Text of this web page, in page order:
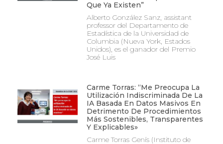
Que Ya Existen”
Alberto González Sanz, assistant
professor del Departamento de
Estadística de la Universidad de
Columbia (Nueva York, Estados
Unidos), es el ganador del Premio
José Luis
Carme Torras: “Me Preocupa La
Utilización Indiscriminada De La
IA Basada En Datos Masivos En
Detrimento De Procedimientos
Más Sostenibles, Transparentes
Y Explicables»
Carme Torras Genís (Instituto de